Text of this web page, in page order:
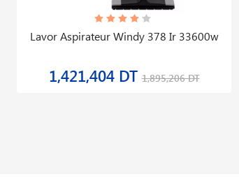
Lavor Aspirateur Windy 378 Ir 33600w
1,421,404 DT1,895,206 DT